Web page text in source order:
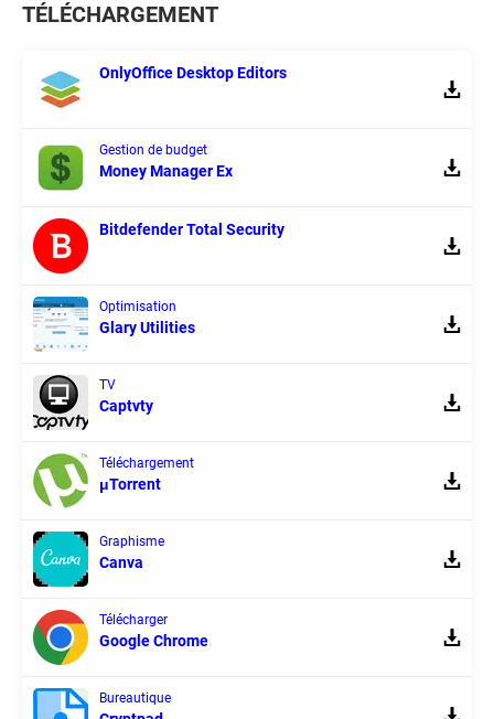
TÉLÉCHARGEMENT
OnlyOffice Desktop Editors
Gestion de budget
Money Manager Ex
Bitdefender Total Security
Optimisation
Glary Utilities
TV
Captvty
Téléchargement
μTorrent
Graphisme
Canva
Télécharger
Google Chrome
Bureautique